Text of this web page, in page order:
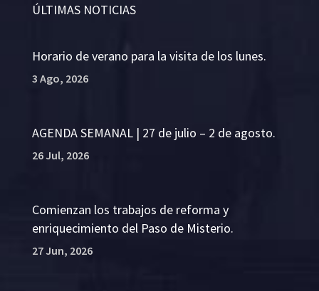
ÚLTIMAS NOTICIAS
Horario de verano para la visita de los lunes.
3 Ago, 2026
AGENDA SEMANAL | 27 de julio – 2 de agosto.
26 Jul, 2026
Comienzan los trabajos de reforma y
enriquecimiento del Paso de Misterio.
27 Jun, 2026